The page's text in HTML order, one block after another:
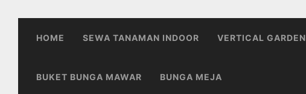
HOME SEWA TANAMAN INDOOR VERTICAL GARDEN
BUKET BUNGA MAWAR BUNGA MEJA